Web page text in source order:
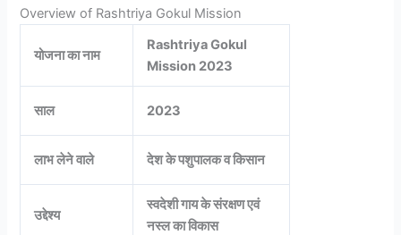
Overview of Rashtriya Gokul Mission
योजना का नाम
Rashtriya Gokul
Mission 2023
साल 2023
लाभ लेने वाले देश के पशुपालक व किसान
उद्देश्य
स्वदेशी गाय के संरक्षण एवं
नस्ल का विकास